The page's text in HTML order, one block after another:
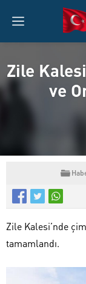
Zile
ve
Zile Kalesi’nde
tamamlandı.